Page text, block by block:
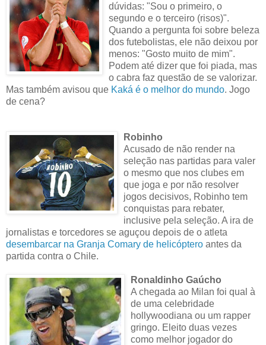
dúvidas: "Sou o primeiro, o
segundo e o terceiro (risos)".
Quando a pergunta foi sobre beleza
dos futebolistas, ele não deixou por
menos: "Gosto muito de mim".
Podem até dizer que foi piada, mas
o cabra faz questão de se valorizar.
Mas também avisou que Kaká é o melhor do mundo. Jogo
de cena?
Robinho
Acusado de não render na
seleção nas partidas para valer
o mesmo que nos clubes em
que joga e por não resolver
jogos decisivos, Robinho tem
conquistas para rebater,
inclusive pela seleção. A ira de
jornalistas e torcedores se aguçou depois de o atleta
desembarcar na Granja Comary de helicóptero antes da
partida contra o Chile.
Ronaldinho Gaúcho
A chegada ao Milan foi qual à
de uma celebridade
hollywoodiana ou um rapper
gringo. Eleito duas vezes
como melhor jogador do